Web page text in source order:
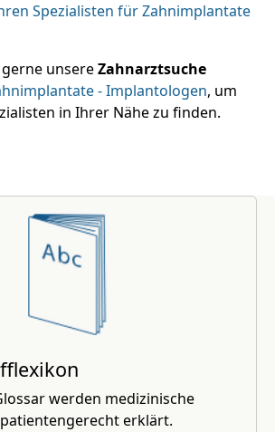
Spezialisten für Zahnimplantate
unsereZahnarztsuche
- Implantologen, um
in Ihrer Nähe zu finden.
werden medizinische
erklärt.